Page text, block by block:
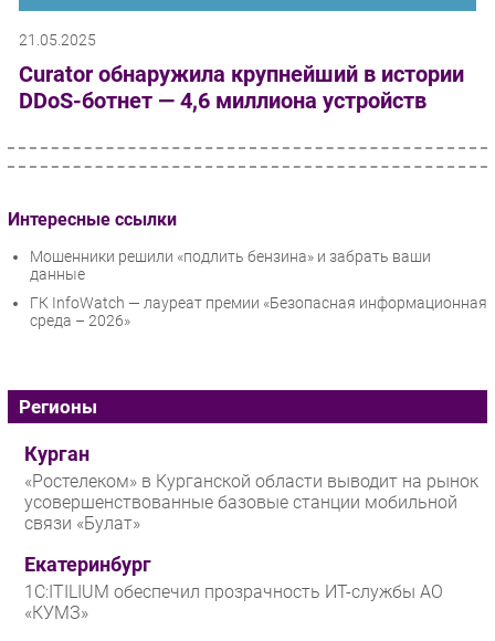
21.05.2025
Curator обнаружила крупнейший в истории
DDoS-ботнет — 4,6 миллиона устройств
Интересные ссылки
Мошенники решили «подлить бензина» и забрать ваши
данные
ГК InfoWatch — лауреат премии «Безопасная информационная
среда – 2026»
Регионы
Курган
«Ростелеком» в Курганской области выводит на рынок
усовершенствованные базовые станции мобильной
связи «Булат»
Екатеринбург
1С:ITILIUM обеспечил прозрачность ИТ-службы АО
«КУМЗ»